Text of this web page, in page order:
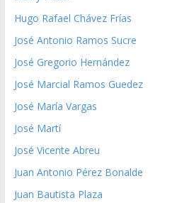
Hugo Rafael Chávez Frías
José Antonio Ramos Sucre
José Gregorio Hernández
José Marcial Ramos Guedez
José María Vargas
José Martí
José Vicente Abreu
Juan Antonio Pérez Bonalde
Juan Bautista Plaza